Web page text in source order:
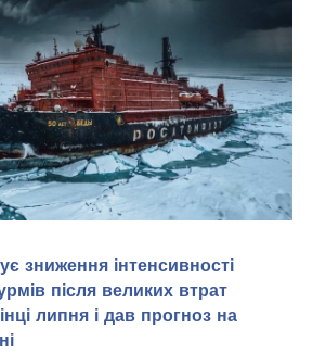
ресурсів. Територія Північного
яка донедавна була вкрита товстими
важкодоступною для
кліматичних мод...
зниження інтенсивності
після великих втрат
липня і дав прогноз на